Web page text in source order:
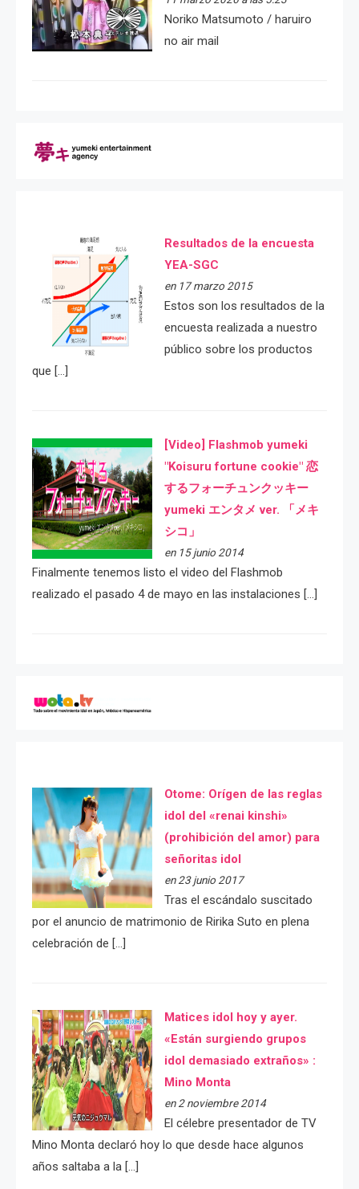
Noriko Matsumoto / haruiro
no air mail
Resultados de la encuesta
YEA-SGC
en 17 marzo 2015
Estos son los resultados de la
encuesta realizada a nuestro
público sobre los productos
que […]
[Video] Flashmob yumeki
"Koisuru fortune cookie" 恋
するフォーチュンクッキー
yumeki エンタメ ver. 「メキ
シコ」
en 15 junio 2014
Finalmente tenemos listo el video del Flashmob
realizado el pasado 4 de mayo en las instalaciones […]
Otome: Orígen de las reglas
idol del «renai kinshi»
(prohibición del amor) para
señoritas idol
en 23 junio 2017
Tras el escándalo suscitado
por el anuncio de matrimonio de Ririka Suto en plena
celebración de […]
Matices idol hoy y ayer.
«Están surgiendo grupos
idol demasiado extraños» :
Mino Monta
en 2 noviembre 2014
El célebre presentador de TV
Mino Monta declaró hoy lo que desde hace algunos
años saltaba a la […]